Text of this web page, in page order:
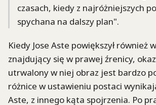
czasach, kiedy z najróżniejszych
spychana na dalszy plan".
Kiedy Jose Aste powiększył również
znajdujący się w prawej źrenicy,
utrwalony w niej obraz jest bardzo
różnice w ustawieniu postaci
Aste, z innego kąta spojrzenia. Po